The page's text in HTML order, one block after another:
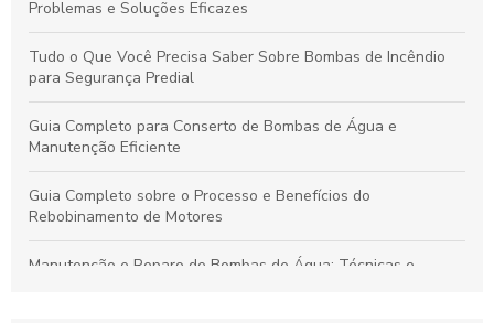
Problemas e Soluções Eficazes
Tudo o Que Você Precisa Saber Sobre Bombas de Incêndio
para Segurança Predial
Guia Completo para Conserto de Bombas de Água e
Manutenção Eficiente
Guia Completo sobre o Processo e Benefícios do
Rebobinamento de Motores
Manutenção e Reparo de Bombas de Água: Técnicas e